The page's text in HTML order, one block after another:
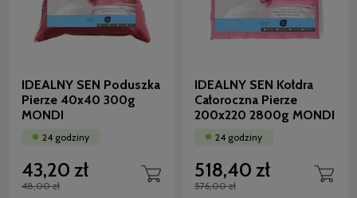
IDEALNY SEN Poduszka
Pierze 40x40 300g
MONDI
24 godziny
43,20 zł
48,00 zł
IDEALNY SEN Kołdra
Całoroczna Pierze
200x220 2800g MONDI
24 godziny
518,40 zł
576,00 zł